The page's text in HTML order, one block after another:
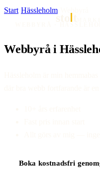
sto
Start Hässleholm
Webbyrå i
Boka kostnadsfri